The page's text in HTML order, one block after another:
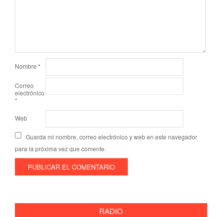
Nombre *
Correo
electrónico
*
Web
Guarda mi nombre, correo electrónico y web en este navegador
para la próxima vez que comente.
RADIO